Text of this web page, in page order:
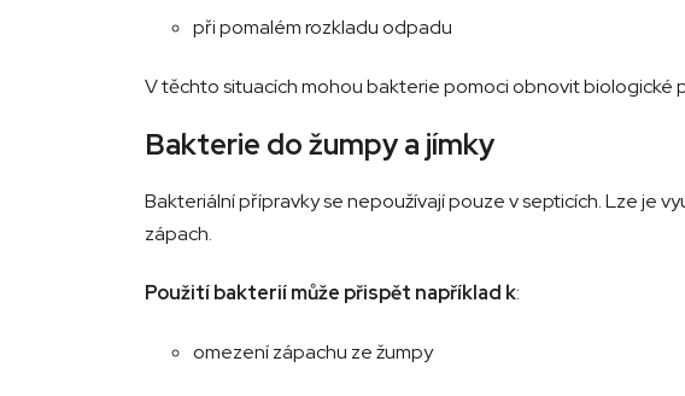
při pomalém rozkladu odpadu
V těchto situacích mohou bakterie pomoci obnovit biologické
Bakterie do žumpy a jímky
Bakteriální přípravky se nepoužívají pouze v septicích. Lze je
zápach.
Použití bakterií může přispět například k:
omezení zápachu ze žumpy